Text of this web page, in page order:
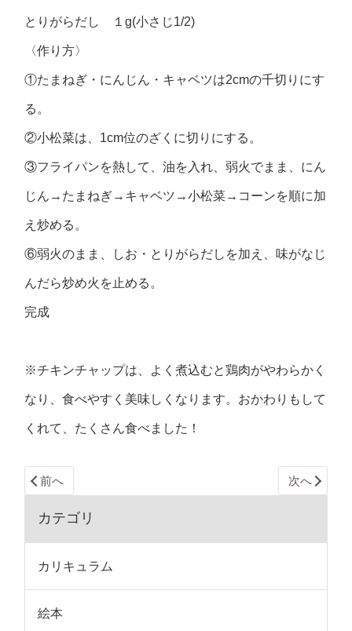
とりがらだし １g(小さじ1/2)
〈作り方〉
①たまねぎ・にんじん・キャベツは2cmの千切りにす
る。
②小松菜は、1cm位のざくに切りにする。
③フライパンを熱して、油を入れ、弱火でまま、にん
じん→たまねぎ→キャベツ→小松菜→コーンを順に加
え炒める。
⑥弱火のまま、しお・とりがらだしを加え、味がなじ
んだら炒め火を止める。
完成
※チキンチャップは、よく煮込むと鶏肉がやわらかく
なり、食べやすく美味しくなります。おかわりもして
くれて、たくさん食べました！
前へ 次へ
カテゴリ
カリキュラム
絵本